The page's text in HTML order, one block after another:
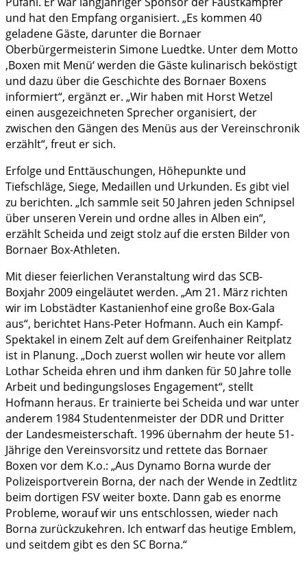
und hat den Empfang organisiert. „Es kommen 40
geladene Gäste, darunter die Bornaer
Oberbürgermeisterin Simone Luedtke. Unter dem Motto
,Boxen mit Menü‘ werden die Gäste kulinarisch beköstigt
und dazu über die Geschichte des Bornaer Boxens
informiert“, ergänzt er. „Wir haben mit Horst Wetzel
einen ausgezeichneten Sprecher organisiert, der
zwischen den Gängen des Menüs aus der Vereinschronik
erzählt“, freut er sich.
Erfolge und Enttäuschungen, Höhepunkte und
Tiefschläge, Siege, Medaillen und Urkunden. Es gibt viel
zu berichten. „Ich sammle seit 50 Jahren jeden Schnipsel
über unseren Verein und ordne alles in Alben ein“,
erzählt Scheida und zeigt stolz auf die ersten Bilder von
Bornaer Box-Athleten.
Mit dieser feierlichen Veranstaltung wird das SCB-
Boxjahr 2009 eingeläutet werden. „Am 21. März richten
wir im Lobstädter Kastanienhof eine große Box-Gala
aus“, berichtet Hans-Peter Hofmann. Auch ein Kampf-
Spektakel in einem Zelt auf dem Greifenhainer Reitplatz
ist in Planung. „Doch zuerst wollen wir heute vor allem
Lothar Scheida ehren und ihm danken für 50 Jahre tolle
Arbeit und bedingungsloses Engagement“, stellt
Hofmann heraus. Er trainierte bei Scheida und war unter
anderem 1984 Studentenmeister der DDR und Dritter
der Landesmeisterschaft. 1996 übernahm der heute 51-
Jährige den Vereinsvorsitz und rettete das Bornaer
Boxen vor dem K.o.: „Aus Dynamo Borna wurde der
Polizeisportverein Borna, der nach der Wende in Zedtlitz
beim dortigen FSV weiter boxte. Dann gab es enorme
Probleme, worauf wir uns entschlossen, wieder nach
Borna zurückzukehren. Ich entwarf das heutige Emblem,
und seitdem gibt es den SC Borna.“